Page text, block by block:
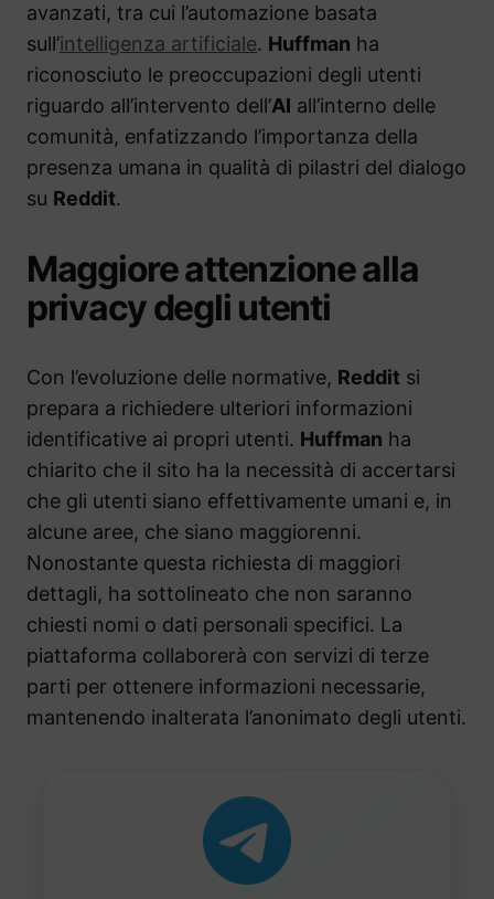
avanzati, tra cui l’automazione basata
sull’intelligenza artificiale. Huffman ha
riconosciuto le preoccupazioni degli utenti
riguardo all’intervento dell’AI all’interno delle
comunità, enfatizzando l’importanza della
presenza umana in qualità di pilastri del dialogo
su Reddit.
Maggiore attenzione alla
privacy degli utenti
Con l’evoluzione delle normative, Reddit si
prepara a richiedere ulteriori informazioni
identificative ai propri utenti. Huffman ha
chiarito che il sito ha la necessità di accertarsi
che gli utenti siano effettivamente umani e, in
alcune aree, che siano maggiorenni.
Nonostante questa richiesta di maggiori
dettagli, ha sottolineato che non saranno
chiesti nomi o dati personali specifici. La
piattaforma collaborerà con servizi di terze
parti per ottenere informazioni necessarie,
mantenendo inalterata l’anonimato degli utenti.